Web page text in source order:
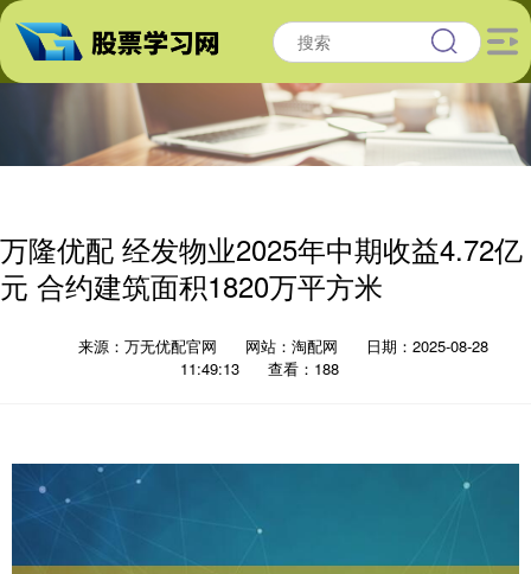
万隆优配 经发物业2025年中期收益4.72亿
元 合约建筑面积1820万平方米
来源：万无优配官网 网站：淘配网
日期：2025-08-28
11:49:13
查看：188